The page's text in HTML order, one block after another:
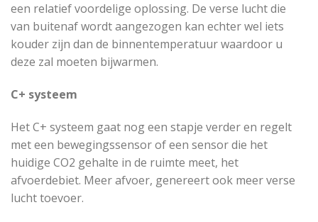
een relatief voordelige oplossing. De verse lucht die
van buitenaf wordt aangezogen kan echter wel iets
kouder zijn dan de binnentemperatuur waardoor u
deze zal moeten bijwarmen.
C+ systeem
Het C+ systeem gaat nog een stapje verder en regelt
met een bewegingssensor of een sensor die het
huidige CO2 gehalte in de ruimte meet, het
afvoerdebiet. Meer afvoer, genereert ook meer verse
lucht toevoer.